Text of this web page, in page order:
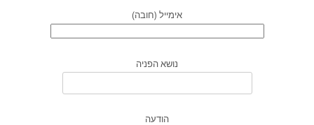
אימייל (חובה)
נושא הפניה
הודעה